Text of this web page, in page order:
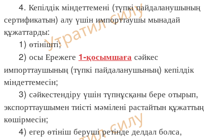
4. Кепілдік міндеттемені (түпкі пайдаланушының
сертификатын) алу үшін импорттаушы мынадай
құжаттарды:
1) өтінішті;
2) осы Ережеге 1-қосымшаға сәйкес
импорттаушының (түпкі пайдаланушының) кепілдік
міндеттемесін;
3) сәйкестендіру үшін түпнұсқаны бере отырып,
экспорттаушымен тиісті мәмілені растайтын құжаттың
көшірмесін;
4) егер өтініш беруші ретінде делдал болса,